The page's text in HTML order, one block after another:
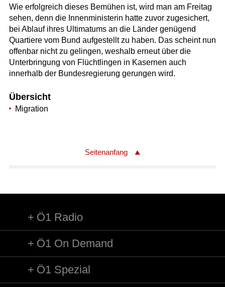
Wie erfolgreich dieses Bemühen ist, wird man am Freitag
sehen, denn die Innenministerin hatte zuvor zugesichert,
bei Ablauf ihres Ultimatums an die Länder genügend
Quartiere vom Bund aufgestellt zu haben. Das scheint nun
offenbar nicht zu gelingen, weshalb erneut über die
Unterbringung von Flüchtlingen in Kasernen auch
innerhalb der Bundesregierung gerungen wird.
Übersicht
Migration
Seitenanfang
Ö1 Radio
Ö1 On Demand
Ö1 Spezial